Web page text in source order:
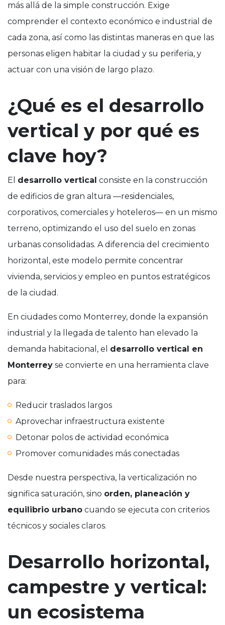
más allá de la simple construcción. Exige
comprender el contexto económico e industrial de
cada zona, así como las distintas maneras en que las
personas eligen habitar la ciudad y su periferia, y
actuar con una visión de largo plazo.
¿Qué es el desarrollo
vertical y por qué es
clave hoy?
El desarrollo vertical consiste en la construcción
de edificios de gran altura —residenciales,
corporativos, comerciales y hoteleros— en un mismo
terreno, optimizando el uso del suelo en zonas
urbanas consolidadas. A diferencia del crecimiento
horizontal, este modelo permite concentrar
vivienda, servicios y empleo en puntos estratégicos
de la ciudad.
En ciudades como Monterrey, donde la expansión
industrial y la llegada de talento han elevado la
demanda habitacional, el desarrollo vertical en
Monterrey se convierte en una herramienta clave
para:
Reducir traslados largos
Aprovechar infraestructura existente
Detonar polos de actividad económica
Promover comunidades más conectadas
Desde nuestra perspectiva, la verticalización no
significa saturación, sino orden, planeación y
equilibrio urbano cuando se ejecuta con criterios
técnicos y sociales claros.
Desarrollo horizontal,
campestre y vertical:
un ecosistema